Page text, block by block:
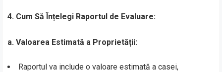
4. Cum Să Înțelegi Raportul de Evaluare:
a. Valoarea Estimată a Proprietății:
Raportul va include o valoare estimată a casei,